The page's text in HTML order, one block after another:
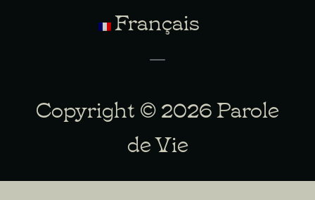
Français
Copyright © 2026 Parole
de Vie